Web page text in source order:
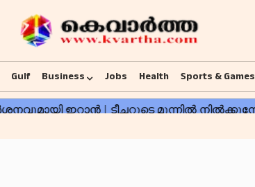
Gulf Business Jobs Health Sports & Games